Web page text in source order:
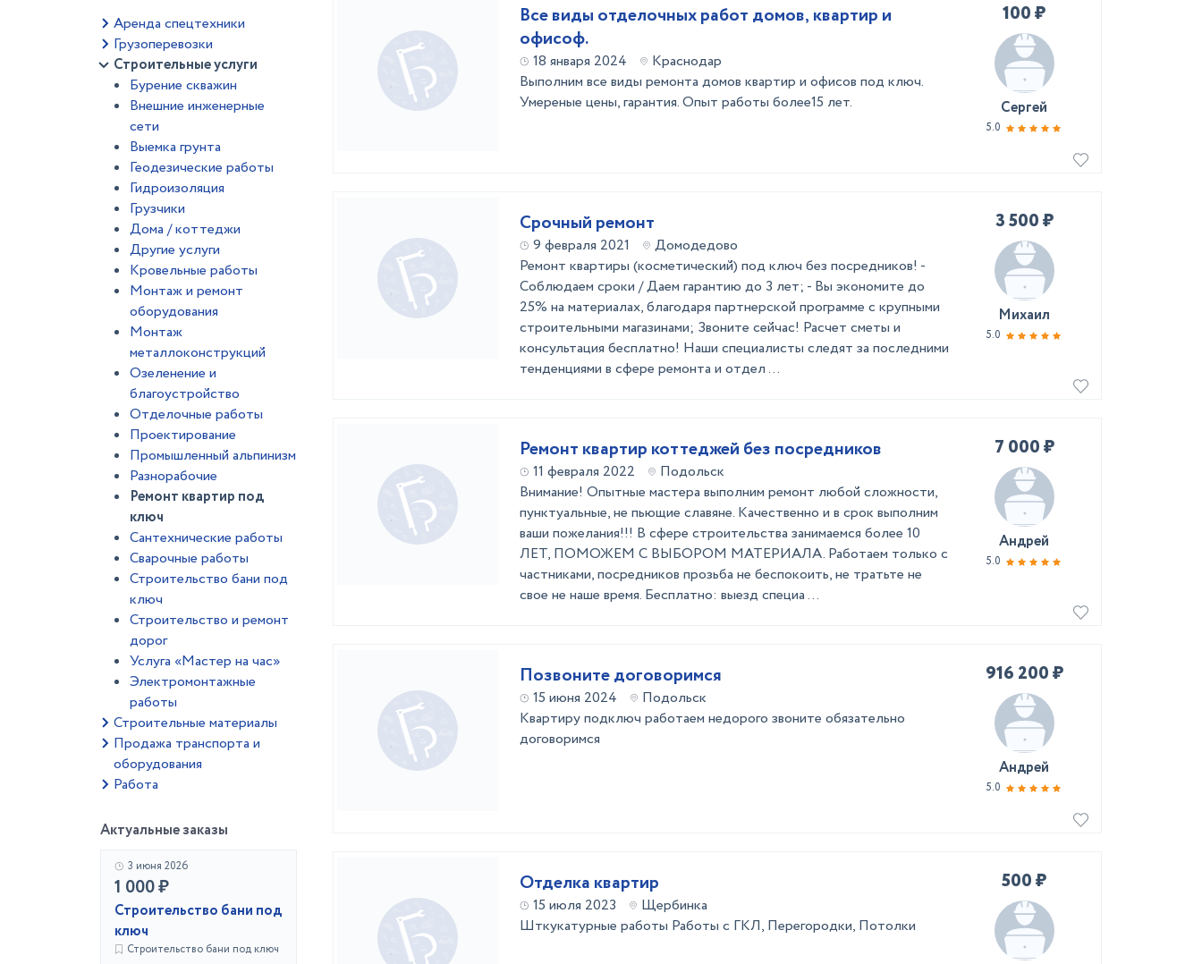
Аренда спецтехники
Грузоперевозки
Строительные услуги
Бурение скважин
Внешние инженерные
сети
Выемка грунта
Геодезические работы
Гидроизоляция
Грузчики
Дома / коттеджи
Другие услуги
Кровельные работы
Монтаж и ремонт
оборудования
Монтаж
металлоконструкций
Озеленение и
благоустройство
Отделочные работы
Проектирование
Промышленный альпинизм
Разнорабочие
Ремонт квартир под
ключ
Сантехнические работы
Сварочные работы
Строительство бани под
ключ
Строительство и ремонт
дорог
Услуга «Мастер на час»
Электромонтажные
работы
Строительные материалы
Продажа транспорта и
оборудования
Работа
Актуальные заказы
3 июня 2026
1 000 ₽
Строительство бани под
ключ
Строительство бани под ключ
Все виды отделочных работ домов, квартир и
офисоф.
18 января 2024
Краснодар
Выполним все виды ремонта домов квартир и офисов под ключ.
Умереные цены, гарантия. Опыт работы более15 лет.
100 ₽
Сергей
5.0
Срочный ремонт
9 февраля 2021
Домодедово
Ремонт квартиры (косметический) под ключ без посредников! -
Соблюдаем сроки / Даем гарантию до 3 лет; - Вы экономите до
25% на материалах, благодаря партнерской программе с крупными
строительными магазинами; Звоните сейчас! Расчет сметы и
консультация бесплатно! Наши специалисты следят за последними
тенденциями в сфере ремонта и отдел ...
3 500 ₽
Михаил
5.0
Ремонт квартир коттеджей без посредников
11 февраля 2022
Подольск
Внимание! Опытные мастера выполним ремонт любой сложности,
пунктуальные, не пьющие славяне. Качественно и в срок выполним
ваши пожелания!!! В сфере строительства занимаемся более 10
ЛЕТ, ПОМОЖЕМ С ВЫБОРОМ МАТЕРИАЛА. Работаем только с
частниками, посредников прозьба не беспокоить, не тратьте не
свое не наше время. Бесплатно: выезд специа ...
7 000 ₽
Андрей
5.0
Позвоните договоримся
15 июня 2024
Подольск
Квартиру подключ работаем недорого звоните обязательно
договоримся
916 200 ₽
Андрей
5.0
Отделка квартир
15 июля 2023
Щербинка
Шткукатурные работы Работы с ГКЛ, Перегородки, Потолки
500 ₽